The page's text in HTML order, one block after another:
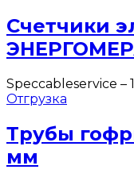
Счетчики
Speccableservice –
Отгрузка
Трубы
мм